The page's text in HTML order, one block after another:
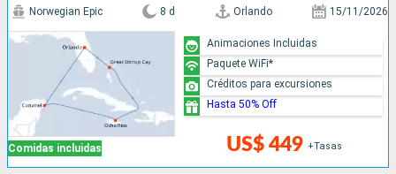
Comidas incluidas
Norwegian Epic 8 d Orlando 15/11/2026
US$ 449 +Tasas
Animaciones Incluidas
Paquete WiFi*
Créditos para excursiones
Hasta 50% Off